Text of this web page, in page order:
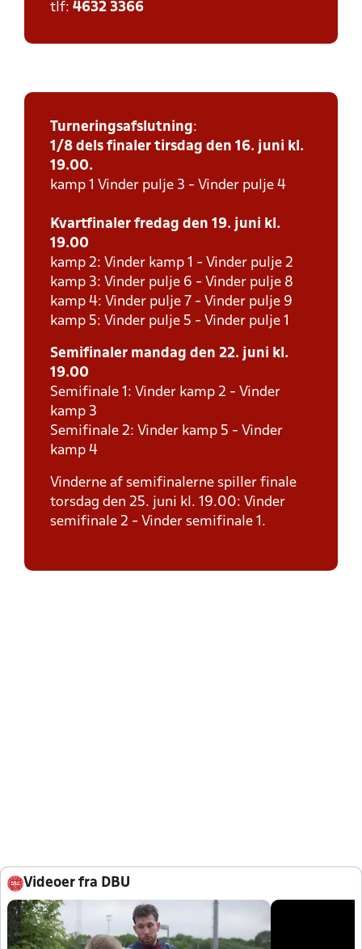
tlf: 4632 3366
Turneringsafslutning:
1/8 dels finaler tirsdag den 16. juni kl.
19.00.
kamp 1 Vinder pulje 3 - Vinder pulje 4
Kvartfinaler fredag den 19. juni kl.
19.00
kamp 2: Vinder kamp 1 - Vinder pulje 2
kamp 3: Vinder pulje 6 - Vinder pulje 8
kamp 4: Vinder pulje 7 - Vinder pulje 9
kamp 5: Vinder pulje 5 - Vinder pulje 1
Semifinaler mandag den 22. juni kl.
19.00
Semifinale 1: Vinder kamp 2 - Vinder
kamp 3
Semifinale 2: Vinder kamp 5 - Vinder
kamp 4
Vinderne af semifinalerne spiller finale
torsdag den 25. juni kl. 19.00: Vinder
semifinale 2 - Vinder semifinale 1.
Videoer fra DBU